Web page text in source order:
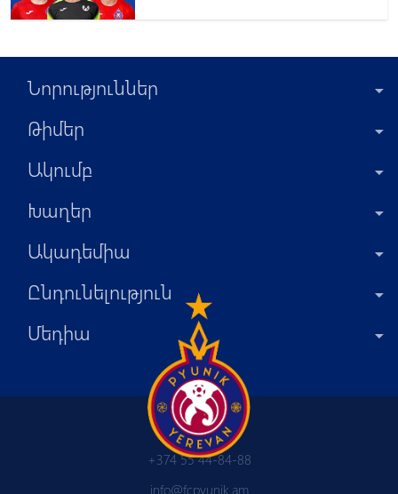
Նորություններ
Թիմեր
Ակումբ
Խաղեր
Ակադեմիա
Ընդունելություն
Մեդիա
+374 55 44-84-88
info@fcpyunik.am